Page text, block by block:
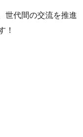
世代間の交流を推進
！